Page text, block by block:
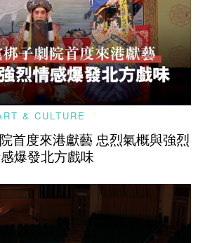
& CULTURE
首度來港獻藝 忠烈氣概與強烈
爆發北方戲味